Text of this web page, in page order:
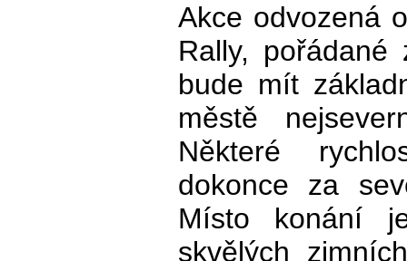
Akce odvozená
Rally,
bude mít
městě
Některé
dokonce za
Místo konání
skvělých